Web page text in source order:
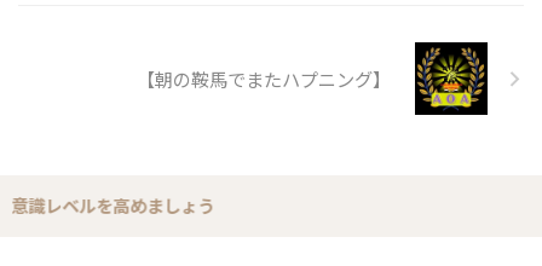
【朝の鞍馬でまたハプニング】
ベルを高めましょう